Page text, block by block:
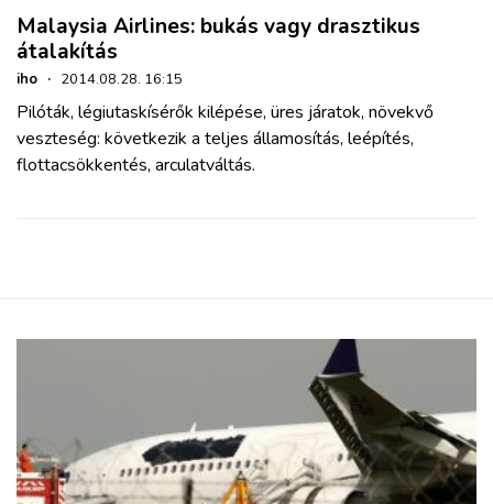
Malaysia Airlines: bukás vagy drasztikus
átalakítás
iho · 2014.08.28. 16:15
Pilóták, légiutaskísérők kilépése, üres járatok, növekvő
veszteség: következik a teljes államosítás, leépítés,
flottacsökkentés, arculatváltás.